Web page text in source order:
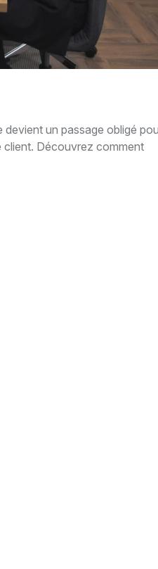
devient un passage obligé
client. Découvrez comment